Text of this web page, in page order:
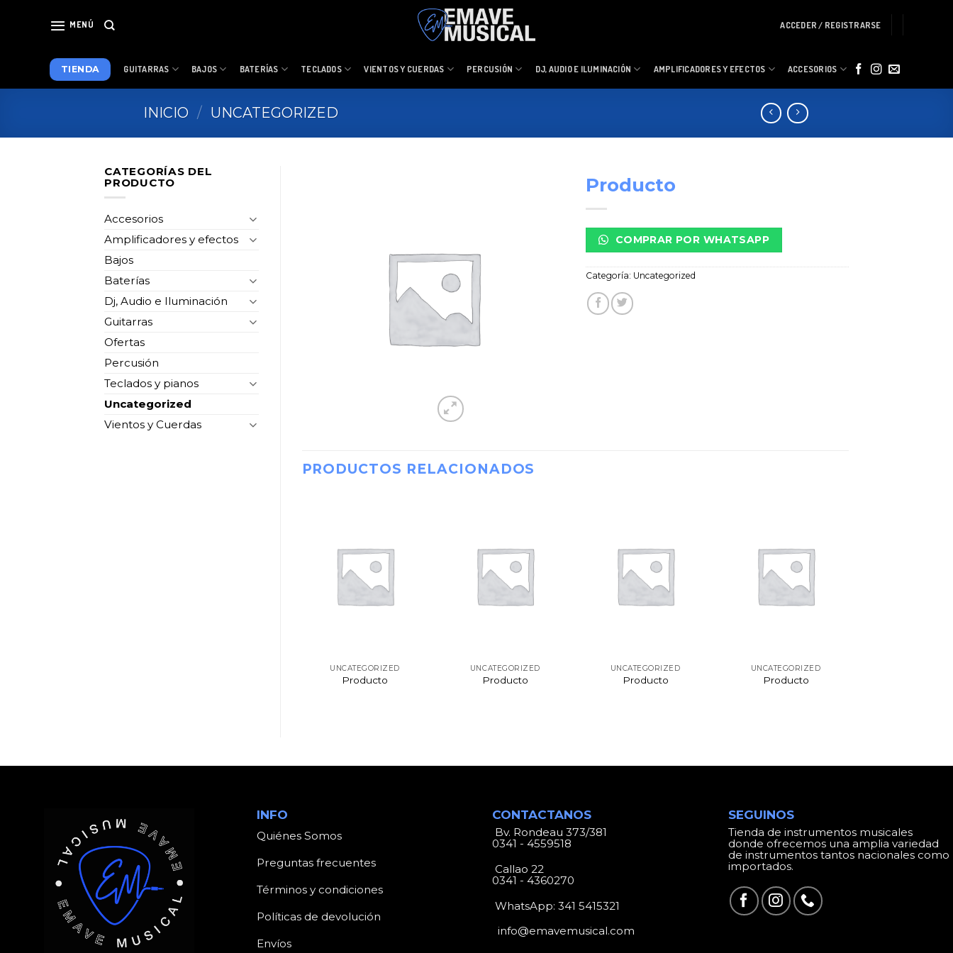
MENÚ ACCEDER / REGISTRARSE
TIENDA GUITARRAS BAJOS BATERÍAS TECLADOS VIENTOS Y CUERDAS PERCUSIÓN DJ, AUDIO E ILUMINACIÓN AMPLIFICADORES Y EFECTOS ACCESORIOS
INICIO / UNCATEGORIZED
CATEGORÍAS DEL
PRODUCTO
Accesorios
Amplificadores y efectos
Bajos
Baterías
Dj, Audio e Iluminación
Guitarras
Ofertas
Percusión
Teclados y pianos
Uncategorized
Vientos y Cuerdas
Producto
COMPRAR POR WHATSAPP
Categoría: Uncategorized
PRODUCTOS RELACIONADOS
UNCATEGORIZED
Producto
UNCATEGORIZED
Producto
UNCATEGORIZED
Producto
UNCATEGORIZED
Producto
INFO
Quiénes Somos
Preguntas frecuentes
Términos y condiciones
Políticas de devolución
Envíos
CONTACTANOS
Bv. Rondeau 373/381
0341 - 4559518
Callao 22
0341 - 4360270
WhatsApp:341 5415321
info@emavemusical.com
SEGUINOS
Tienda de instrumentos musicales
donde ofrecemos una amplia variedad
de instrumentos tantos nacionales como
importados.